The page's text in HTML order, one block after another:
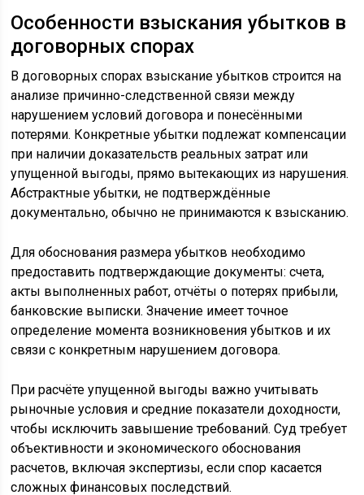
Особенности взыскания убытков в
договорных спорах
В договорных спорах взыскание убытков строится на
анализе причинно-следственной связи между
нарушением условий договора и понесёнными
потерями. Конкретные убытки подлежат компенсации
при наличии доказательств реальных затрат или
упущенной выгоды, прямо вытекающих из нарушения.
Абстрактные убытки, не подтверждённые
документально, обычно не принимаются к взысканию.
Для обоснования размера убытков необходимо
предоставить подтверждающие документы: счета,
акты выполненных работ, отчёты о потерях прибыли,
банковские выписки. Значение имеет точное
определение момента возникновения убытков и их
связи с конкретным нарушением договора.
При расчёте упущенной выгоды важно учитывать
рыночные условия и средние показатели доходности,
чтобы исключить завышение требований. Суд требует
объективности и экономического обоснования
расчетов, включая экспертизы, если спор касается
сложных финансовых последствий.